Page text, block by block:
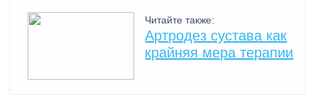
Читайте также:
Артродез сустава как
крайняя мера терапии